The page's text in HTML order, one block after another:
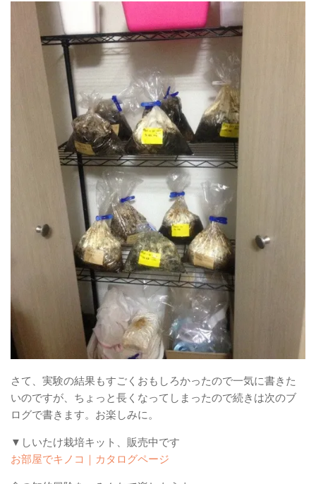
さて、実験の結果もすごくおもしろかったので一気に書きた
いのですが、ちょっと長くなってしまったので続きは次のブ
ログで書きます。お楽しみに。
▼しいたけ栽培キット、販売中です
お部屋でキノコ｜カタログページ